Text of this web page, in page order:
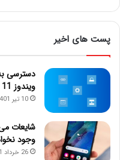
پست های اخیر
ویندوز 11
10 تیر 1401
وجود
26 خرداد 1401